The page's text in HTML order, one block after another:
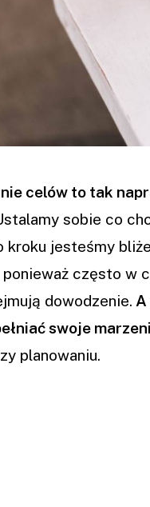
celów to tak
sobie co
kroku jesteśmy
często w
dowodzenie.
swoje
planowaniu.